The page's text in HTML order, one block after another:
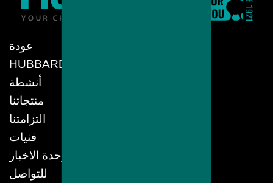
عودة
HUBBARD
أنشطة
منتجاتنا
التزامتنا
فنيات
وحدة الاخبار
للتواصل